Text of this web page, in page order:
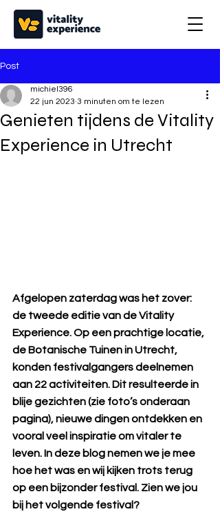
Post
Genieten tijdens de Vitality
Experience in Utrecht
michiel396
22 jun 2023 3 minuten om te lezen
Afgelopen zaterdag was het zover:
de tweede editie van de Vitality
Experience. Op een prachtige locatie,
de Botanische Tuinen in Utrecht,
konden festivalgangers deelnemen
aan 22 activiteiten. Dit resulteerde in
blije gezichten (zie foto’s onderaan
pagina), nieuwe dingen ontdekken en
vooral veel inspiratie om vitaler te
leven. In deze blog nemen we je mee
hoe het was en wij kijken trots terug
op een bijzonder festival. Zien we jou
bij het volgende festival?